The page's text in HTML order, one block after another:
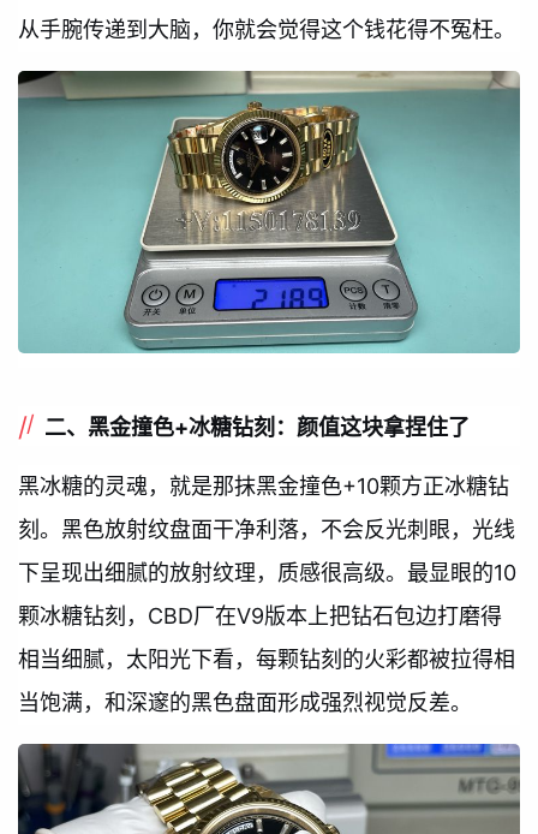
从手腕传递到大脑，你就会觉得这个钱花得不冤枉。
二、黑金撞色+冰糖钻刻：颜值这块拿捏住了
黑冰糖的灵魂，就是那抹黑金撞色+10颗方正冰糖钻
刻。黑色放射纹盘面干净利落，不会反光刺眼，光线
下呈现出细腻的放射纹理，质感很高级。最显眼的10
颗冰糖钻刻，CBD厂在V9版本上把钻石包边打磨得
相当细腻，太阳光下看，每颗钻刻的火彩都被拉得相
当饱满，和深邃的黑色盘面形成强烈视觉反差。